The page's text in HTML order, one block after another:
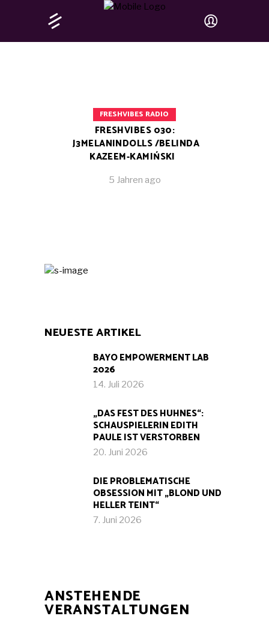
FRESHVIBES RADIO
FRESHVIBES 030:
J3MELANINDOLLS /BELINDA
KAZEEM-KAMIŃSKI
5 Jahren ago
NEUESTE ARTIKEL
BAYO EMPOWERMENT LAB
2026
14. Juli 2026
„DAS FEST DES HUHNES“:
SCHAUSPIELERIN EDITH
PAULE IST VERSTORBEN
20. Juni 2026
DIE PROBLEMATISCHE
OBSESSION MIT „BLOND UND
HELLER TEINT“
7. Juni 2026
ANSTEHENDE
VERANSTALTUNGEN